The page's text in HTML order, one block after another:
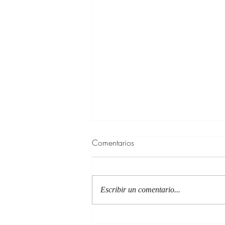
Comentarios
Escribir un comentario...